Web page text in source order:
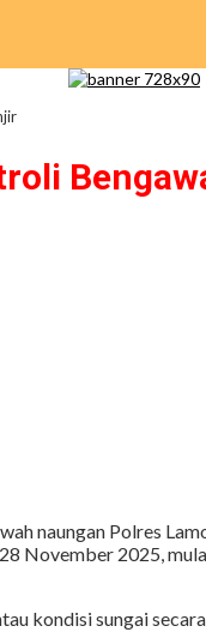
naungan Polres
November 2025,
kondisi sungai